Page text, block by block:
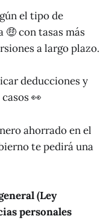
el tipo de
con tasas más
a largo plazo.
deducciones y
👀
ahorrado en el
te pedirá una
(Ley
personales